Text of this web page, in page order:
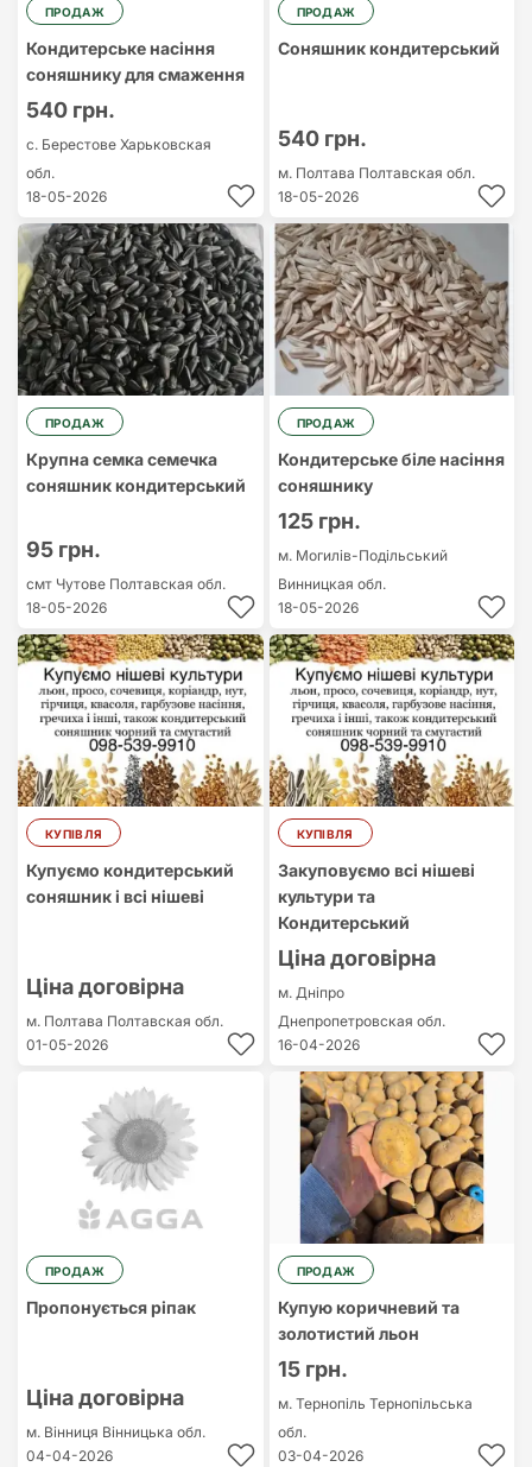
ПРОДАЖ
Кондитерське насіння
соняшнику для смаження
540 грн.
с. Берестове Харьковская
обл.
18-05-2026
ПРОДАЖ
Соняшник кондитерський
540 грн.
м. Полтава Полтавская обл.
18-05-2026
ПРОДАЖ
Крупна семка семечка
соняшник кондитерський
95 грн.
смт Чутове Полтавская обл.
18-05-2026
ПРОДАЖ
Кондитерське біле насіння
соняшнику
125 грн.
м. Могилів-Подільський
Винницкая обл.
18-05-2026
КУПІВЛЯ
Купуємо кондитерський
соняшник і всі нішеві
Ціна договірна
м. Полтава Полтавская обл.
01-05-2026
КУПІВЛЯ
Закуповуємо всі нішеві
культури та
Кондитерський
Ціна договірна
м. Дніпро
Днепропетровская обл.
16-04-2026
ПРОДАЖ
Пропонується ріпак
Ціна договірна
м. Вінниця Вінницька обл.
04-04-2026
ПРОДАЖ
Купую коричневий та
золотистий льон
15 грн.
м. Тернопіль Тернопільська
обл.
03-04-2026